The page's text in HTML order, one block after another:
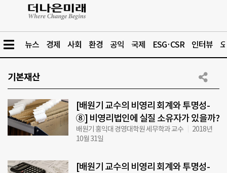
뉴스 경제 사회 환경 공익 국제 ESG·CSR 인터뷰
기본재산
[배원기 교수의 비영리 회계와 투명성-
⑧] 비영리법인에 실질 소유자가 있을까?
배원기 홍익대 경영대학원 세무학과 교수
2018년
10월 31일
[배원기 교수의 비영리 회계와 투명성-